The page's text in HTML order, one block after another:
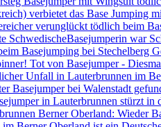
verbietet das Base Jumping
verunglückt tödlich beim
SchwedischeBasejumperin war
Basejumping bei Stechelberg
Tot von Basejumper -
Unfall in Lauterbrunnen im
Basejumper bei Walenstadt
in Lauterbrunnen stürzt in
Berner Oberland: Wieder